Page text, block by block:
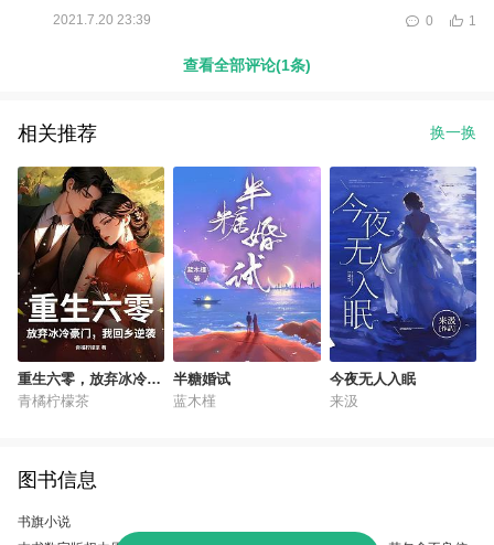
2021.7.20 23:39 1
0
查看全部评论(1条)
相关推荐 换一换
重生六零，放弃冰冷豪
门，我回乡逆袭
青橘柠檬茶
半糖婚试
蓝木槿
今夜无人入眠
来汲
图书信息
书旗小说